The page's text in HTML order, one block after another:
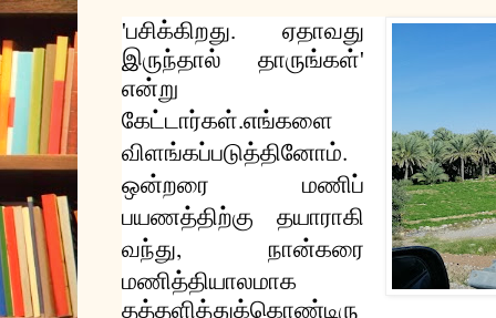
'பசிக்கிறது.ஏதாவது
இருந்தால்
தாருங்கள்'
என்று
கேட்டார்கள்.எங்களை
விளங்கப்படுத்தினோம்.
ஒன்றரை
மணிப்
பயணத்திற்கு
தயாராகி
வந்து,நான்கரை
மணித்தியாலமாக
தத்தளித்துக்கொண்டிரு